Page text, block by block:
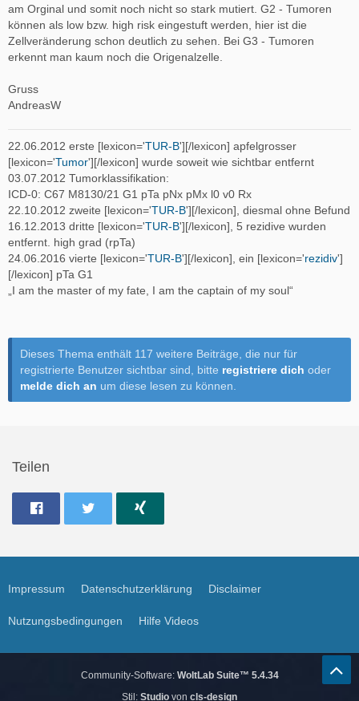
am Orginal und somit noch nicht so stark mutiert. G2 - Tumoren
können als low bzw. high risk eingestuft werden, hier ist die
Zellveränderung schon deutlich zu sehen. Bei G3 - Tumoren
erkennt man kaum noch die Origenalzelle.
Gruss
AndreasW
22.06.2012 erste [lexicon='TUR-B'][/lexicon] apfelgrosser
[lexicon='Tumor'][/lexicon] wurde soweit wie sichtbar entfernt
03.07.2012 Tumorklassifikation:
ICD-0: C67 M8130/21 G1 pTa pNx pMx l0 v0 Rx
22.10.2012 zweite [lexicon='TUR-B'][/lexicon], diesmal ohne Befund
16.12.2013 dritte [lexicon='TUR-B'][/lexicon], 5 rezidive wurden
entfernt. high grad (rpTa)
24.06.2016 vierte [lexicon='TUR-B'][/lexicon], ein [lexicon='rezidiv']
[/lexicon] pTa G1
„I am the master of my fate, I am the captain of my soul“
Dieses Thema enthält 117 weitere Beiträge, die nur für
registrierte Benutzer sichtbar sind, bitte registriere dich oder
melde dich an um diese lesen zu können.
Teilen
Impressum Datenschutzerklärung Disclaimer
Nutzungsbedingungen Hilfe Videos
Community-Software: WoltLab Suite™ 5.4.34
Stil: Studio von cls-design